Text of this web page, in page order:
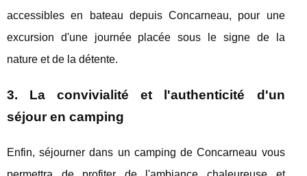
accessibles en bateau depuis Concarneau, pour une
excursion d'une journée placée sous le signe de la
nature et de la détente.
3. La convivialité et l'authenticité d'un
séjour en camping
Enfin, séjourner dans un camping de Concarneau vous